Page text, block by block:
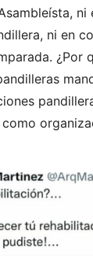
ni
ni en
¿Por